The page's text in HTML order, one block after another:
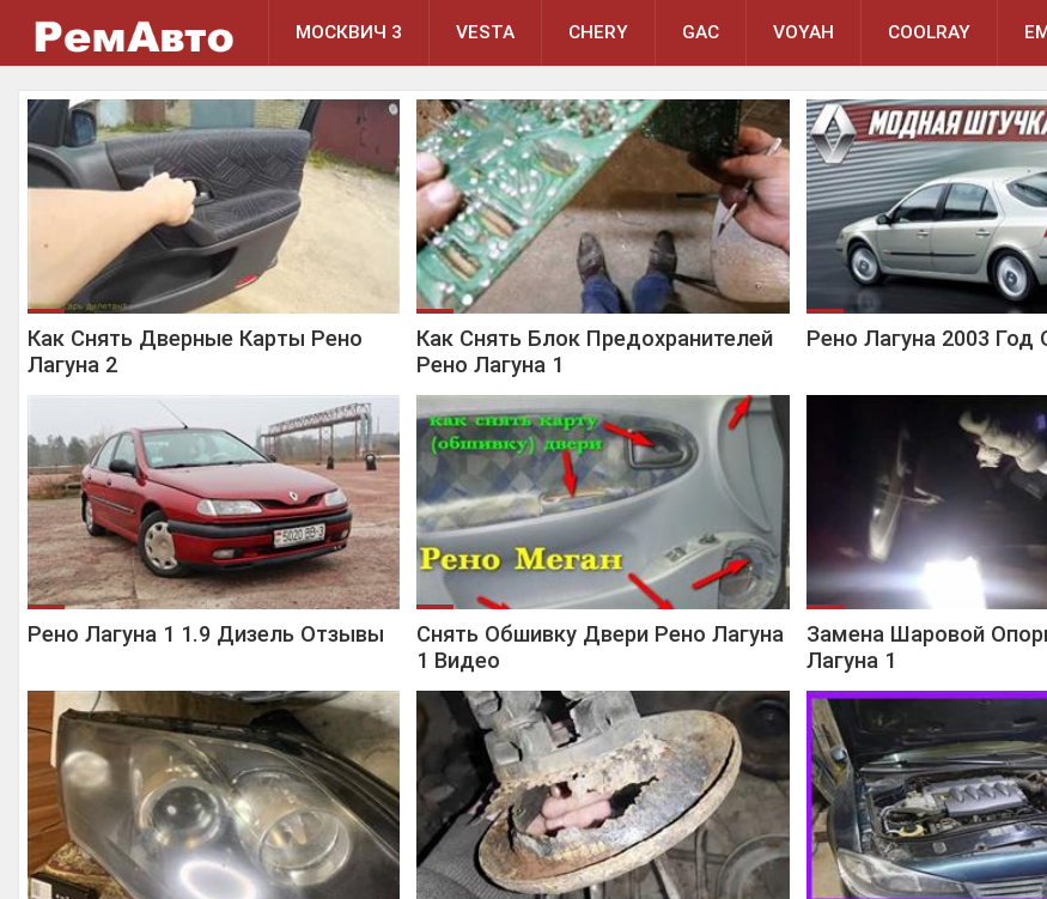
МОСКВИЧ 3 VESTA CHERY GAC VOYAH COOLRAY
Как Снять Дверные Карты Рено
Лагуна 2
Как Снять Блок Предохранителей
Рено Лагуна 1
Рено Лагуна 2003 Год
Рено Лагуна 1 1.9 Дизель Отзывы
Снять Обшивку Двери Рено Лагуна
1 Видео
Замена Шаровой
Лагуна 1